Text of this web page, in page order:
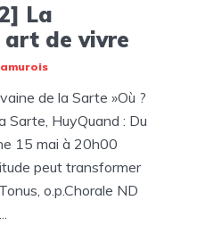
La
de vivre
de la Sarte »Où ?
Sarte, HuyQuand : Du
15 mai à 20h00
peut transformer
o.p.Chorale ND